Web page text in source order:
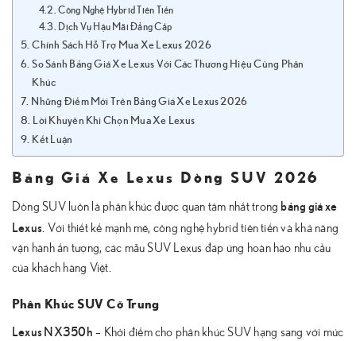
Công Nghệ Hybrid Tiên Tiến
Dịch Vụ Hậu Mãi Đẳng Cấp
Chính Sách Hỗ Trợ Mua Xe Lexus 2026
So Sánh Bảng Giá Xe Lexus Với Các Thương Hiệu Cùng Phân
Khúc
Những Điểm Mới Trên Bảng Giá Xe Lexus 2026
Lời Khuyên Khi Chọn Mua Xe Lexus
Kết Luận
Bảng Giá Xe Lexus Dòng SUV 2026
Dòng SUV luôn là phân khúc được quan tâm nhất trong bảng giá xe
Lexus . Với thiết kế mạnh mẽ, công nghệ hybrid tiên tiến và khả năng
vận hành ấn tượng, các mẫu SUV Lexus đáp ứng hoàn hảo nhu cầu
của khách hàng Việt.
Phân Khúc SUV Cỡ Trung
Lexus NX350h – Khởi điểm cho phân khúc SUV hạng sang với mức